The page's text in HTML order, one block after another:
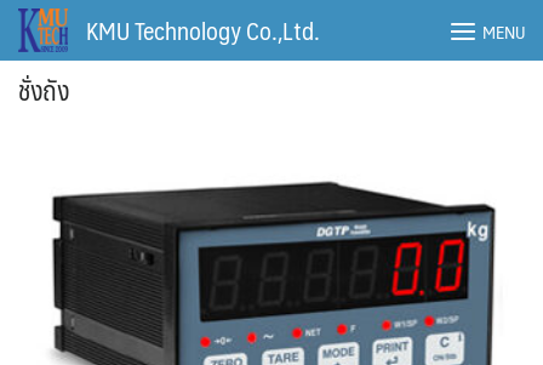
Skip
content
KMU Technology Co.,Ltd. MENU
ชั่งถัง